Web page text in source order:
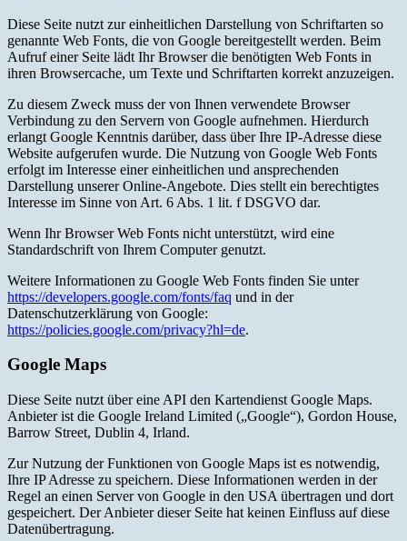
Diese Seite nutzt zur einheitlichen Darstellung von Schriftarten so
genannte Web Fonts, die von Google bereitgestellt werden. Beim
Aufruf einer Seite lädt Ihr Browser die benötigten Web Fonts in
ihren Browsercache, um Texte und Schriftarten korrekt anzuzeigen.
Zu diesem Zweck muss der von Ihnen verwendete Browser
Verbindung zu den Servern von Google aufnehmen. Hierdurch
erlangt Google Kenntnis darüber, dass über Ihre IP-Adresse diese
Website aufgerufen wurde. Die Nutzung von Google Web Fonts
erfolgt im Interesse einer einheitlichen und ansprechenden
Darstellung unserer Online-Angebote. Dies stellt ein berechtigtes
Interesse im Sinne von Art. 6 Abs. 1 lit. f DSGVO dar.
Wenn Ihr Browser Web Fonts nicht unterstützt, wird eine
Standardschrift von Ihrem Computer genutzt.
Weitere Informationen zu Google Web Fonts finden Sie unter
https://developers.google.com/fonts/faq und in der
Datenschutzerklärung von Google:
https://policies.google.com/privacy?hl=de.
Google Maps
Diese Seite nutzt über eine API den Kartendienst Google Maps.
Anbieter ist die Google Ireland Limited („Google“), Gordon House,
Barrow Street, Dublin 4, Irland.
Zur Nutzung der Funktionen von Google Maps ist es notwendig,
Ihre IP Adresse zu speichern. Diese Informationen werden in der
Regel an einen Server von Google in den USA übertragen und dort
gespeichert. Der Anbieter dieser Seite hat keinen Einfluss auf diese
Datenübertragung.